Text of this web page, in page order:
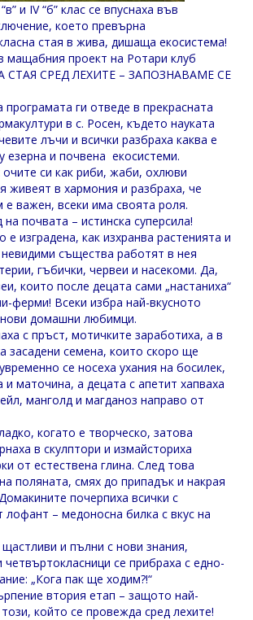
и IV “б” клас се впуснаха във
което превърна
стая в жива, дишаща екосистема!
мащабния проект на Ротари клуб
СТАЯ СРЕД ЛЕХИТЕ – ЗАПОЗНАВАМЕ СЕ
ги отведе в прекрасната
в с. Росен, където науката
лъчи и всички разбраха каква е
езерна и почвена екосистеми.
очите си как риби, жаби, охлюви
живеят в хармония и разбраха, че
е важен, всеки има своята роля.
почвата – истинска суперсила!
е изградена, как изхранва растенията и
същества работят в нея
гъбички, червеи и насекоми. Да,
които после децата сами „настаниха“
ферми! Всеки избра най-вкусното
домашни любимци.
с пръст, мотичките заработиха, а в
засадени семена, които скоро ще
се носеха ухания на босилек,
маточина, а децата с апетит хапваха
манголд и магданоз направо от
когато е творческо, затова
в скулптори и измайсториха
от естествена глина. След това
поляната, смях до припадък и накрая
почерпиха всички с
лофант – медоносна билка с вкус на
и пълни с нови знания,
четвъртокласници се прибраха с едно-
„Кога пак ще ходим?!“
втория етап – защото най-
който се провежда сред лехите!